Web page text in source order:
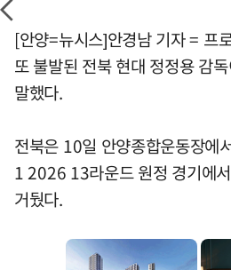
[안양=뉴시스]안경남 기자 = 프
또 불발된 전북 현대 정정용 감
말했다.
전북은 10일 안양종합운동장에
1 2026 13라운드 원정 경기에
거뒀다.